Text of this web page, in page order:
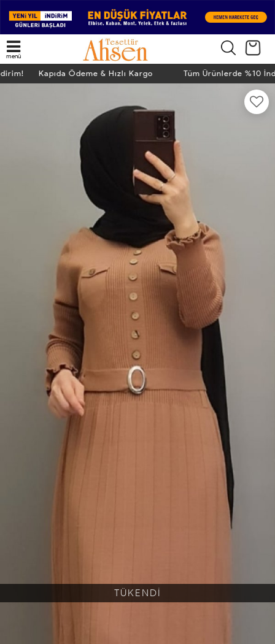
menü
Kapıda Ödeme & Hızlı Kargo Tüm Ürünlerde %10
TÜKENDİ